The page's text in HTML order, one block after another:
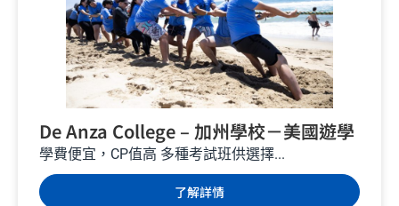
De Anza College – 加州學校－美國遊學
學費便宜，CP值高 多種考試班供選擇...
了解詳情